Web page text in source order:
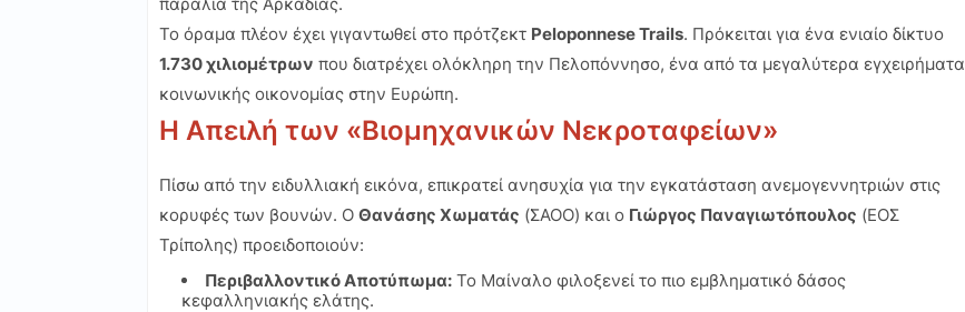
Το όραμα πλέον έχει γιγαντωθεί στο πρότζεκτ Peloponnese Trails. Πρόκειται για ένα ενιαίο δίκτυο
1.730 χιλιομέτρων που διατρέχει ολόκληρη την Πελοπόννησο, ένα από τα μεγαλύτερα εγχειρήματα
κοινωνικής οικονομίας στην Ευρώπη.
Η Απειλή των «Βιομηχανικών Νεκροταφείων»
Πίσω από την ειδυλλιακή εικόνα, επικρατεί ανησυχία για την εγκατάσταση ανεμογεννητριών στις
κορυφές των βουνών. Ο Θανάσης Χωματάς (ΣΑΟΟ) και ο Γιώργος Παναγιωτόπουλος (ΕΟΣ
Τρίπολης) προειδοποιούν:
Περιβαλλοντικό Αποτύπωμα: Το Μαίναλο φιλοξενεί το πιο εμβληματικό δάσος
κεφαλληνιακής ελάτης.